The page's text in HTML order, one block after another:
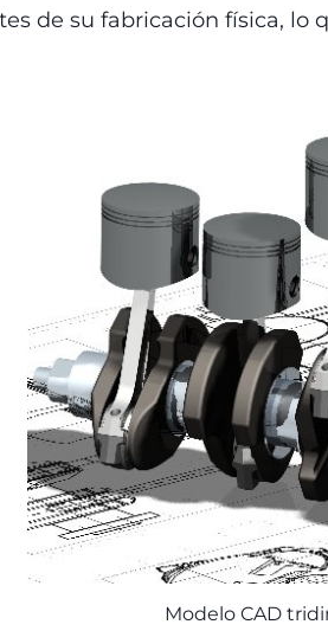
de su fabricación física, lo
Modelo CAD